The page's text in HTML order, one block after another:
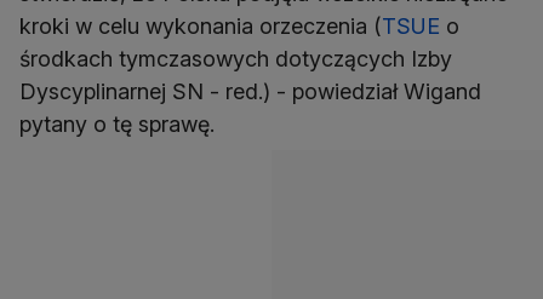
kroki w celu wykonania orzeczenia (TSUE o
środkach tymczasowych dotyczących Izby
Dyscyplinarnej SN - red.) - powiedział Wigand
pytany o tę sprawę.